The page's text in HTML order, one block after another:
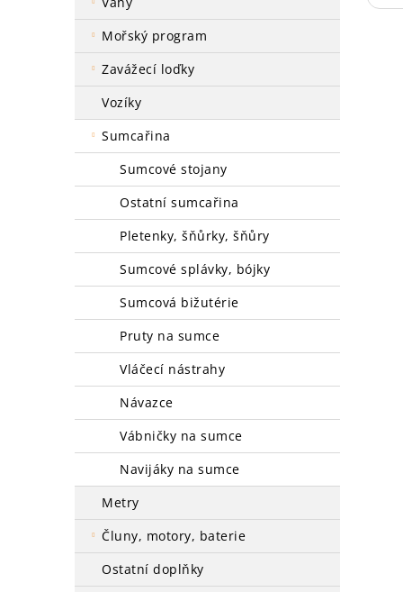
mořský program
zavážecí loďky
vozíky
sumcařina
sumcové stojany
ostatní sumcařina
pletenky, šňůrky, šňůry
sumcové splávky, bójky
sumcová bižutérie
pruty na sumce
vláčecí nástrahy
návazce
vábničky na sumce
navijáky na sumce
metry
čluny, motory, baterie
ostatní doplňky